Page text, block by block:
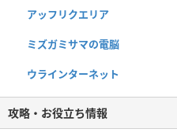
アッフリクエリア
ミズガミサマの電脳
ウラインターネット
攻略・お役立ち情報